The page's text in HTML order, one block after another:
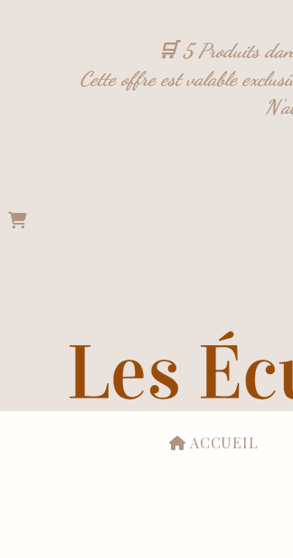
🛒 5 Produits
Cette offre est valable
ACCUEIL